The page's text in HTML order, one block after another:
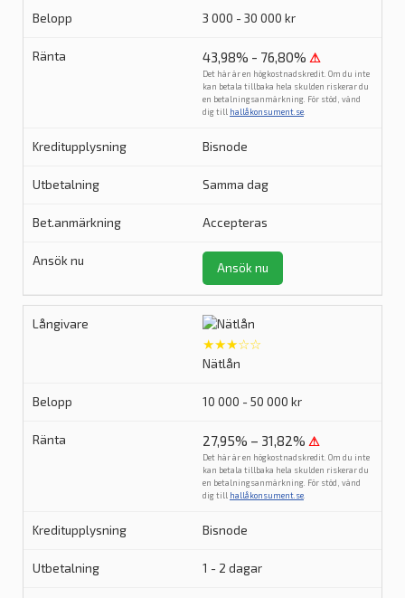
3 000 - 30 000 kr
43,98% - 76,80% ⚠
Det här är en högkostnadskredit. Om du inte
kan betala tillbaka hela skulden riskerar du
en betalningsanmärkning. För stöd, vänd
dig till hallåkonsument.se
Bisnode
Samma dag
Accepteras
Ansök nu
★★★☆☆
Nätlån
10 000 - 50 000 kr
27,95% – 31,82% ⚠
Det här är en högkostnadskredit. Om du inte
kan betala tillbaka hela skulden riskerar du
en betalningsanmärkning. För stöd, vänd
dig till hallåkonsument.se
Bisnode
1 - 2 dagar